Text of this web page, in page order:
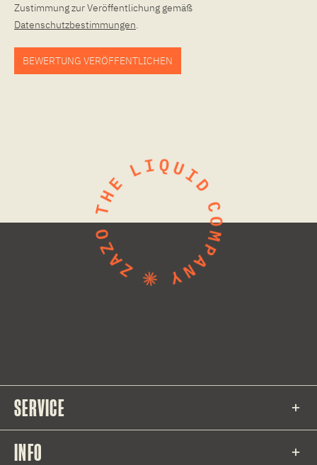
Zustimmung zur Veröffentlichung gemäß
Datenschutzbestimmungen.
BEWERTUNG VERÖFFENTLICHEN
SERVICE
INFO